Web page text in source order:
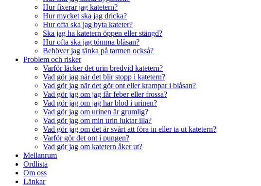
Hur fixerar jag katetern?
Hur mycket ska jag dricka?
Hur ofta ska jag byta kateter?
Ska jag ha katetern öppen eller stängd?
Hur ofta ska jag tömma blåsan?
Behöver jag tänka på tarmen också?
Problem och risker
Varför läcker det urin bredvid katetern?
Vad gör jag när det blir stopp i katetern?
Vad gör jag när det gör ont eller krampar i blåsan?
Vad gör jag om jag får feber eller frossa?
Vad gör jag om jag har blod i urinen?
Vad gör jag om urinen är grumlig?
Vad gör jag om min urin luktar illa?
Vad gör jag om det är svårt att föra in eller ta ut katetern?
Varför gör det ont i pungen?
Vad gör jag om katetern åker ut?
Mellanrum
Ordlista
Om oss
Länkar